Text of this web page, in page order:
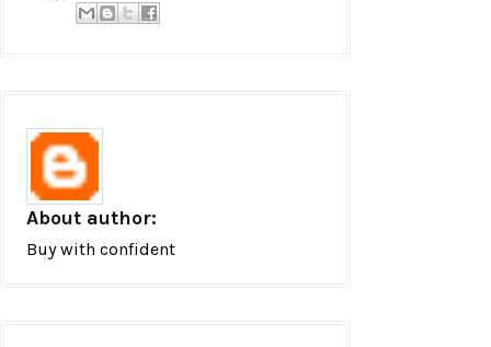
About author:
Buy with confident